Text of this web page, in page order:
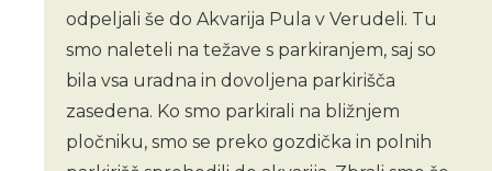
odpeljali še do Akvarija Pula v Verudeli. Tu
smo naleteli na težave s parkiranjem, saj so
bila vsa uradna in dovoljena parkirišča
zasedena. Ko smo parkirali na bližnjem
pločniku, smo se preko gozdička in polnih